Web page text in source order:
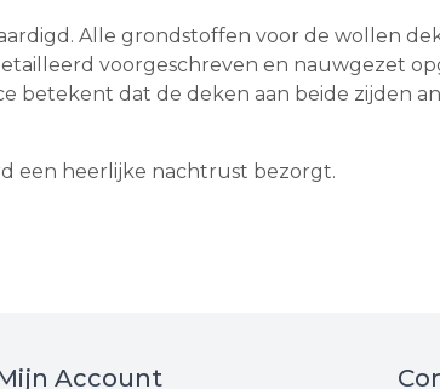
Alle grondstoffen voor de wollen
voorgeschreven en nauwgezet
dat de deken aan beide zijden
een heerlijke nachtrust bezorgt.
Account